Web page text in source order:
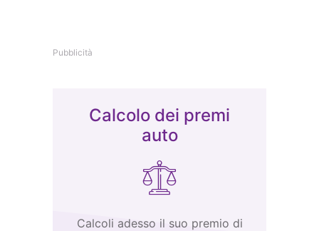
Pubblicità
Calcolo dei premi
auto
Calcoli adesso il suo premio di